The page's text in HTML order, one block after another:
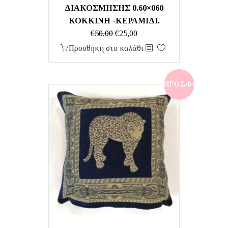
ΔΙΑΚΟΣΜΗΣΗΣ 0.60×060
ΚΟΚΚΙΝΗ -ΚΕΡΑΜΙΔΙ.
€50,00 Original
price
€25,00Η
τρέχουσα
€25,00.
Προσθήκη στο καλάθι
ΠΡΟΣΦΟΡΆ!